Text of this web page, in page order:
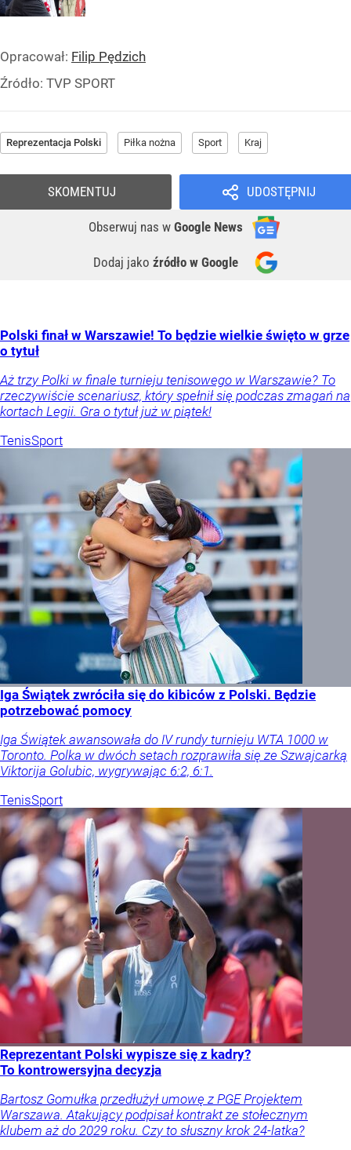
Opracował: Filip Pędzich
Źródło: TVP SPORT
Reprezentacja Polski Piłka nożna Sport Kraj
UDOSTĘPNIJ
Obserwuj nas w Google News
Dodaj jako źródło w Google
SKOMENTUJ
Polski finał w Warszawie! To będzie wielkie święto w grze
o tytuł
Aż trzy Polki w finale turnieju tenisowego w Warszawie? To
rzeczywiście scenariusz, który spełnił się podczas zmagań na
kortach Legii. Gra o tytuł już w piątek!
TenisSport
Iga Świątek zwróciła się do kibiców z Polski. Będzie
potrzebować pomocy
Iga Świątek awansowała do IV rundy turnieju WTA 1000 w
Toronto. Polka w dwóch setach rozprawiła się ze Szwajcarką
Viktorija Golubic, wygrywając 6:2, 6:1.
TenisSport
Reprezentant Polski wypisze się z kadry?
To kontrowersyjna decyzja
Bartosz Gomułka przedłużył umowę z PGE Projektem
Warszawa. Atakujący podpisał kontrakt ze stołecznym
klubem aż do 2029 roku. Czy to słuszny krok 24-latka?